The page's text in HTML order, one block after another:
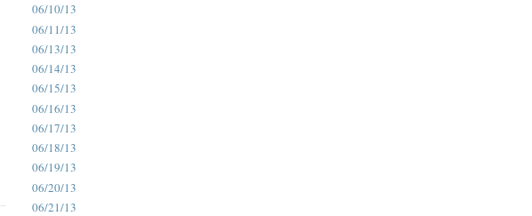
06/10/13
06/11/13
06/13/13
06/14/13
06/15/13
06/16/13
06/17/13
06/18/13
06/19/13
06/20/13
06/21/13